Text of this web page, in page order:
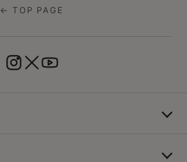
← TOP PAGE